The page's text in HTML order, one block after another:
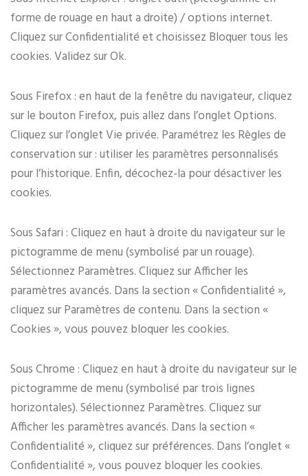
forme de rouage en haut a droite) / options internet.
Cliquez sur Confidentialité et choisissez Bloquer tous les
cookies. Validez sur Ok.
Sous Firefox : en haut de la fenêtre du navigateur, cliquez
sur le bouton Firefox, puis allez dans l’onglet Options.
Cliquez sur l’onglet Vie privée. Paramétrez les Règles de
conservation sur : utiliser les paramètres personnalisés
pour l’historique. Enfin, décochez-la pour désactiver les
cookies.
Sous Safari : Cliquez en haut à droite du navigateur sur le
pictogramme de menu (symbolisé par un rouage).
Sélectionnez Paramètres. Cliquez sur Afficher les
paramètres avancés. Dans la section « Confidentialité »,
cliquez sur Paramètres de contenu. Dans la section «
Cookies », vous pouvez bloquer les cookies.
Sous Chrome : Cliquez en haut à droite du navigateur sur le
pictogramme de menu (symbolisé par trois lignes
horizontales). Sélectionnez Paramètres. Cliquez sur
Afficher les paramètres avancés. Dans la section «
Confidentialité », cliquez sur préférences. Dans l’onglet «
Confidentialité », vous pouvez bloquer les cookies.